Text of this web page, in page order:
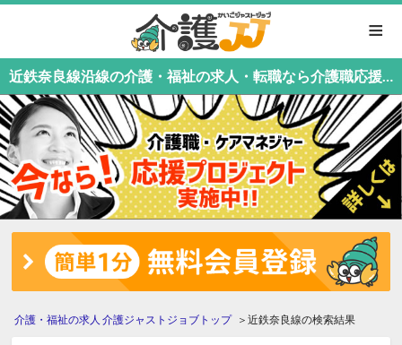
≡
近鉄奈良線沿線の介護・福祉の求人・転職なら介護職応援中！介護職専門の介護ジャストジョブ
介護・福祉の求人 介護ジャストジョブトップ 近鉄奈良線の検索結果